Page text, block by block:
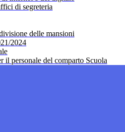
di segreteria
delle mansioni
2024
il personale del comparto Scuola